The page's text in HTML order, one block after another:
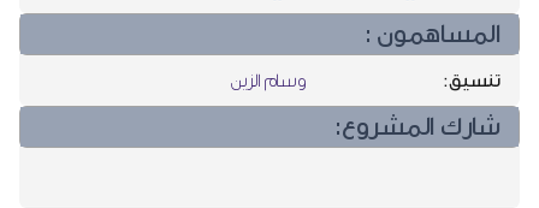
المساهمون :
تنسيق: وسام الزين
شارك المشروع: